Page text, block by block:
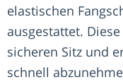
elastischen
ausgestattet.
sicheren Sitz und
schnell